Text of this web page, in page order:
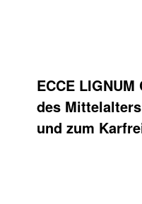
ECCE
des
und zum